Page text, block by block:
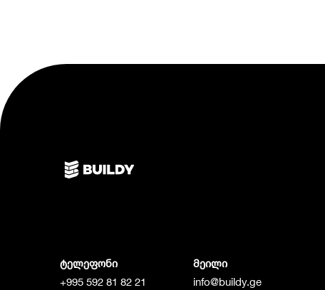
ტელეფონი
+995 592 81 82 21
მეილი
info@buildy.ge